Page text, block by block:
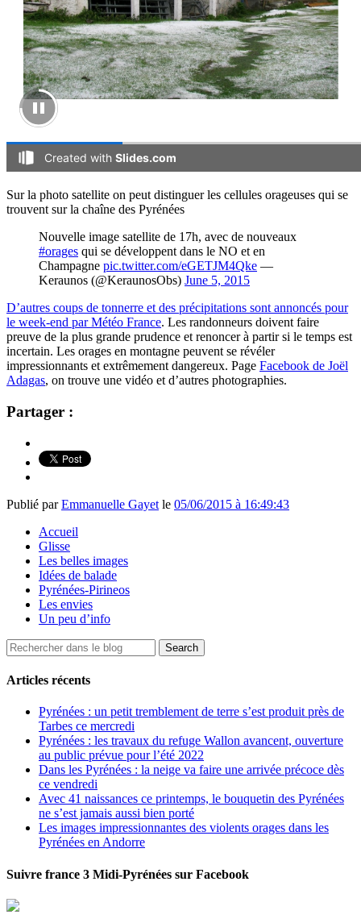
Sur la photo satellite on peut distinguer les cellules orageuses qui se
trouvent sur la chaîne des Pyrénées
Nouvelle image satellite de 17h, avec de nouveaux
#orages qui se développent dans le NO et en
Champagne pic.twitter.com/eGETJM4Qke —
Keraunos (@KeraunosObs) June 5, 2015
D’autres coups de tonnerre et des précipitations sont annoncés pour
le week-end par Météo France. Les randonneurs doivent faire
preuve de la plus grande prudence et renoncer à partir si le temps est
incertain. Les orages en montagne peuvent se révéler
impressionnants et extrêmement dangereux. Page Facebook de Joël
Adagas, on trouve une vidéo et d’autres photographies.
Partager :
Publié parEmmanuelle Gayet le 05/06/2015 à 16:49:43
Accueil
Glisse
Les belles images
Idées de balade
Pyrénées-Pirineos
Les envies
Un peu d’info
Articles récents
Pyrénées : un petit tremblement de terre s’est produit près de
Tarbes ce mercredi
Pyrénées : les travaux du refuge Wallon avancent, ouverture
au public prévue pour l’été 2022
Dans les Pyrénées : la neige va faire une arrivée précoce dès
ce vendredi
Avec 41 naissances ce printemps, le bouquetin des Pyrénées
ne s’est jamais aussi bien porté
Les images impressionnantes des violents orages dans les
Pyrénées en Andorre
Suivre france 3 Midi-Pyrénées sur Facebook